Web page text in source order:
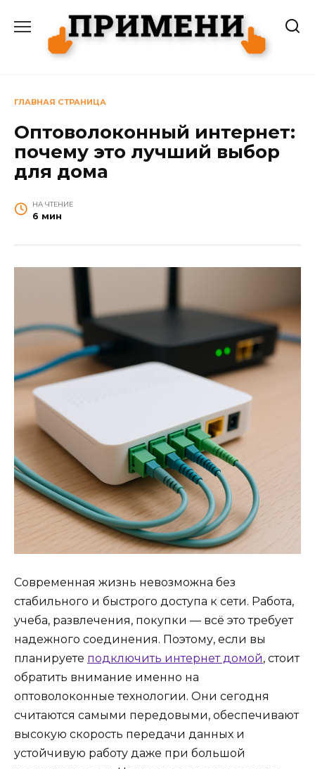
содержанию
ГЛАВНАЯ СТРАНИЦА
Оптоволоконный интернет:
почему это лучший выбор
для дома
НА ЧТЕНИЕ
6 мин
Современная жизнь невозможна без
стабильного и быстрого доступа к сети. Работа,
учеба, развлечения, покупки — всё это требует
надежного соединения. Поэтому, если вы
планируете подключить интернет домой, стоит
обратить внимание именно на
оптоволоконные технологии. Они сегодня
считаются самыми передовыми, обеспечивают
высокую скорость передачи данных и
устойчивую работу даже при большой